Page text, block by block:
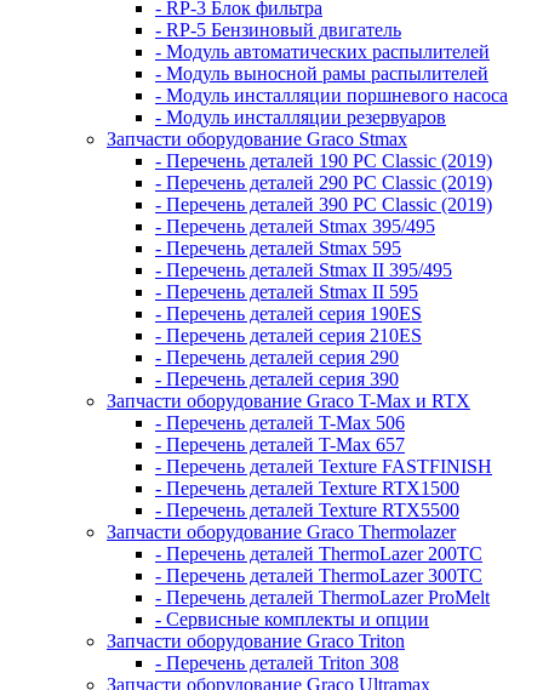
- RP-3 Блок фильтра
- RP-5 Бензиновый двигатель
- Модуль автоматических распылителей
- Модуль выносной рамы распылителей
- Модуль инсталляции поршневого насоса
- Модуль инсталляции резервуаров
Запчасти оборудование Graco Stmax
- Перечень деталей 190 PC Classic (2019)
- Перечень деталей 290 PC Classic (2019)
- Перечень деталей 390 PC Classic (2019)
- Перечень деталей Stmax 395/495
- Перечень деталей Stmax 595
- Перечень деталей Stmax II 395/495
- Перечень деталей Stmax II 595
- Перечень деталей серия 190ES
- Перечень деталей серия 210ES
- Перечень деталей серия 290
- Перечень деталей серия 390
Запчасти оборудование Graco T-Max и RTX
- Перечень деталей T-Max 506
- Перечень деталей T-Max 657
- Перечень деталей Texture FASTFINISH
- Перечень деталей Texture RTX1500
- Перечень деталей Texture RTX5500
Запчасти оборудование Graco Thermolazer
- Перечень деталей ThermoLazer 200TC
- Перечень деталей ThermoLazer 300TC
- Перечень деталей ThermoLazer ProMelt
- Сервисные комплекты и опции
Запчасти оборудование Graco Triton
- Перечень деталей Triton 308
Запчасти оборудование Graco Ultramax